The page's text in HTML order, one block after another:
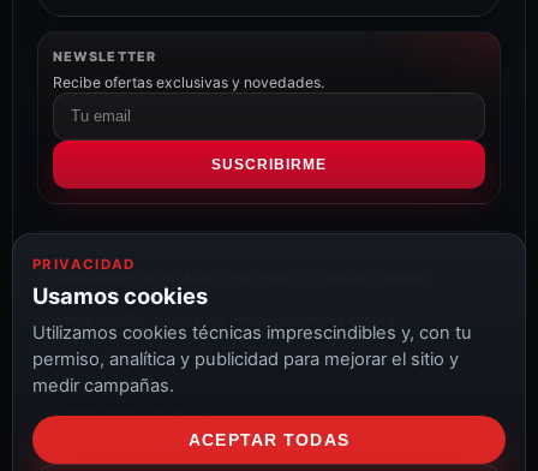
NEWSLETTER
Recibe ofertas exclusivas y novedades.
Correo
electrónico
SUSCRIBIRME
© 2026 CCTV & Alarmas
PRIVACIDAD
Usamos cookies
Utilizamos cookies técnicas imprescindibles y, con tu
permiso, analítica y publicidad para mejorar el sitio y
medir campañas.
ACEPTAR TODAS